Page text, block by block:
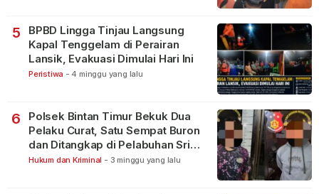
5
BPBD Lingga Tinjau Langsung
Kapal Tenggelam di Perairan
Lansik, Evakuasi Dimulai Hari Ini
Peristiwa - 4 minggu yang lalu
6
Polsek Bintan Timur Bekuk Dua
Pelaku Curat, Satu Sempat Buron
dan Ditangkap di Pelabuhan Sri
Bintan Pura
Hukum dan Kriminal - 3 minggu yang lalu